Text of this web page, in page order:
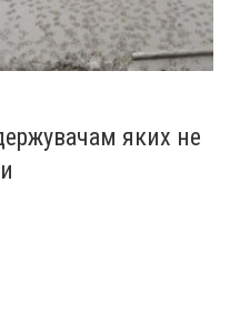
яких не